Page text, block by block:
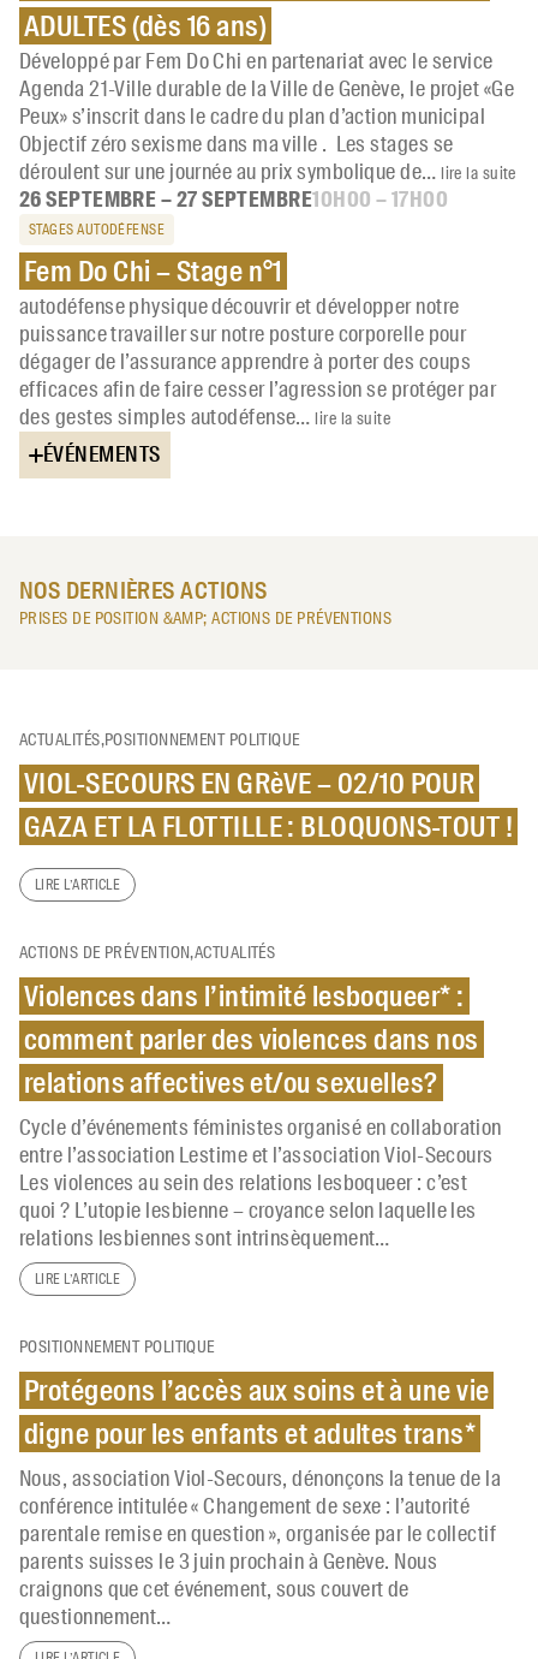
ADULTES (dès 16 ans)
Développé par Fem Do Chi en partenariat avec le service
Agenda 21-Ville durable de la Ville de Genève, le projet «Ge
Peux» s’inscrit dans le cadre du plan d’action municipal
Objectif zéro sexisme dans ma ville . Les stages se
déroulent sur une journée au prix symbolique de… lire la suite
26 SEPTEMBRE – 27 SEPTEMBRE10H00 – 17H00
STAGES AUTODÉFENSE
Fem Do Chi – Stage n°1
autodéfense physique découvrir et développer notre
puissance travailler sur notre posture corporelle pour
dégager de l’assurance apprendre à porter des coups
efficaces afin de faire cesser l’agression se protéger par
des gestes simples autodéfense… lire la suite
ÉVÉNEMENTS
NOS DERNIÈRES ACTIONS
PRISES DE POSITION &AMP; ACTIONS DE PRÉVENTIONS
ACTUALITÉS,POSITIONNEMENT POLITIQUE
VIOL-SECOURS EN GRèVE – 02/10 POUR
GAZA ET LA FLOTTILLE : BLOQUONS-TOUT !
LIRE L’ARTICLE
ACTIONS DE PRÉVENTION,ACTUALITÉS
Violences dans l’intimité lesboqueer* :
comment parler des violences dans nos
relations affectives et/ou sexuelles?
Cycle d’événements féministes organisé en collaboration
entre l’association Lestime et l’association Viol-Secours
Les violences au sein des relations lesboqueer : c’est
quoi ? L’utopie lesbienne – croyance selon laquelle les
relations lesbiennes sont intrinsèquement…
LIRE L’ARTICLE
POSITIONNEMENT POLITIQUE
Protégeons l’accès aux soins et à une vie
digne pour les enfants et adultes trans*
Nous, association Viol-Secours, dénonçons la tenue de la
conférence intitulée « Changement de sexe : l’autorité
parentale remise en question », organisée par le collectif
parents suisses le 3 juin prochain à Genève. Nous
craignons que cet événement, sous couvert de
questionnement…